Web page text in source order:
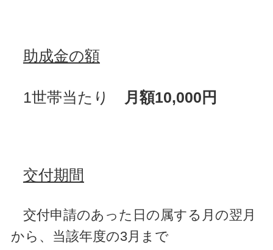
助成金の額
1世帯当たり 月額10,000円
交付期間
交付申請のあった日の属する月の翌月
から、当該年度の3月まで